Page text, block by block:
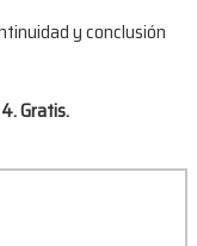
y conclusión
Gratis.